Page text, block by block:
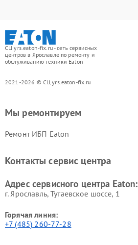
СЦ yrs.eaton-fix.ru - сеть сервисных
центров в Ярославле по ремонту и
обслуживанию техники Eaton
2021-2026 © СЦ yrs.eaton-fix.ru
Мы ремонтируем
Ремонт ИБП Eaton
Контакты сервис центра
Адрес сервисного центра Eaton:
г. Ярославль, Тутаевское шоссе, 1
Горячая линия:
+7 (485) 260-77-28